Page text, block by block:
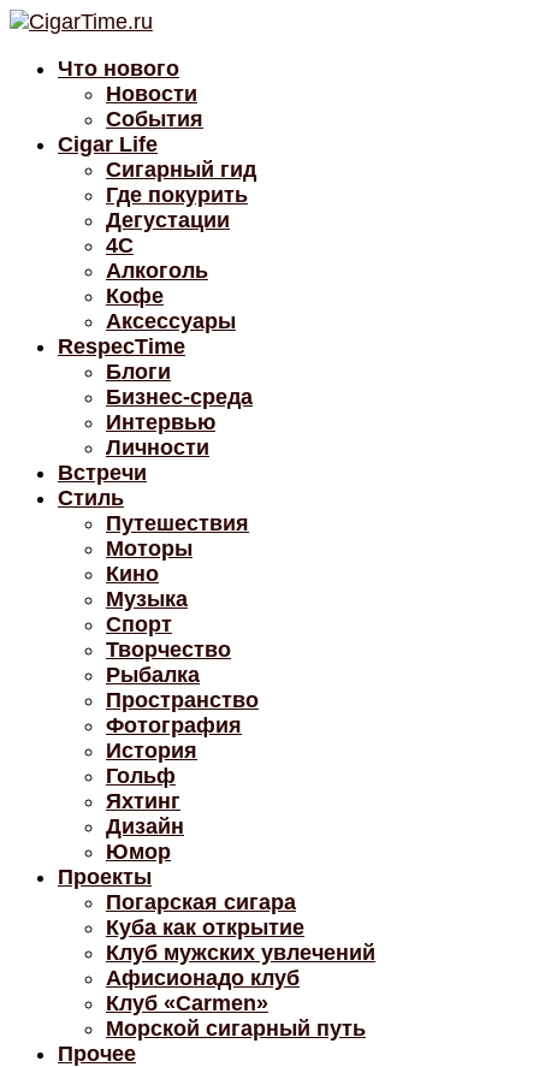
Что нового
Новости
События
Cigar Life
Сигарный гид
Где покурить
Дегустации
4C
Алкоголь
Кофе
Аксессуары
RespecTime
Блоги
Бизнес-среда
Интервью
Личности
Встречи
Стиль
Путешествия
Моторы
Кино
Музыка
Спорт
Творчество
Рыбалка
Пространство
Фотография
История
Гольф
Яхтинг
Дизайн
Юмор
Проекты
Погарская сигара
Куба как открытие
Клуб мужских увлечений
Афисионадо клуб
Клуб «Carmen»
Морской сигарный путь
Прочее